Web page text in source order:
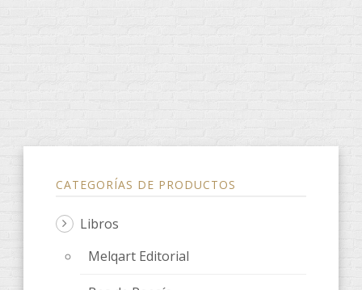
CATEGORÍAS DE PRODUCTOS
Libros
Melqart Editorial